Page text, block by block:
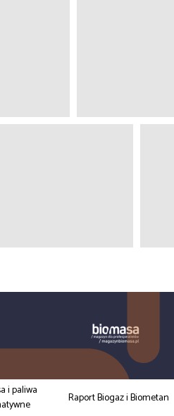
i paliwa
Raport Biogaz i Biometan